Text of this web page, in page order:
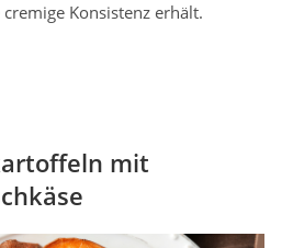
Konsistenz erhält.
mit